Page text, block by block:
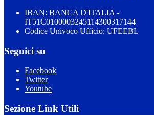
IBAN: BANCA D'ITALIA -
IT51C0100003245114300317144
Codice Univoco Ufficio: UFEEBL
Seguici su
Facebook
Twitter
Youtube
Sezione Link Utili